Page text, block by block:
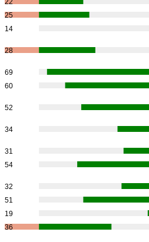
22
25
14
28
69
60
52
34
31
54
32
51
19
36